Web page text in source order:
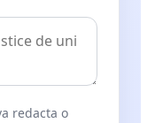
redacta o